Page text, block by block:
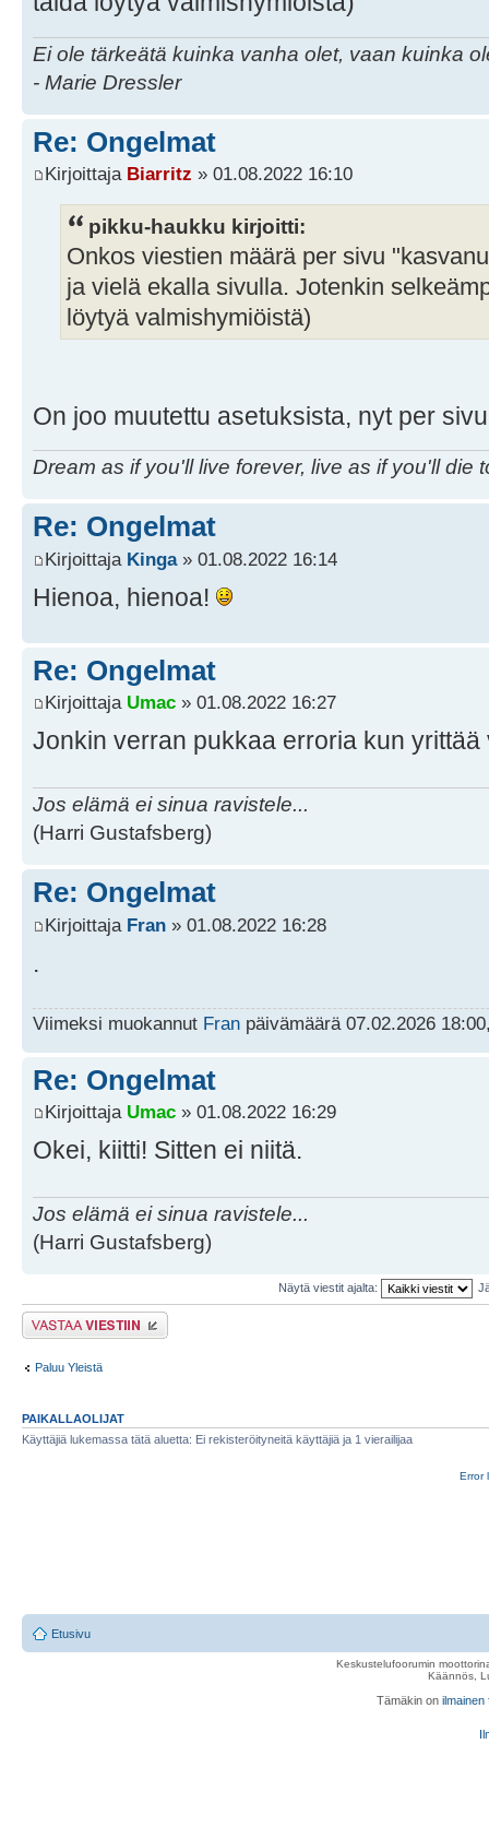
Ei ole tärkeätä kuinka vanha olet, vaan kuinka
- Marie Dressler
Re: Ongelmat
Kirjoittaja Biarritz » 01.08.2022 16:10
pikku-haukku kirjoitti:
Onkos viestien määrä per sivu
ja vielä ekalla sivulla. Jotenkin
löytyä valmishymiöistä)
On joo muutettu asetuksista, nyt per
Dream as if you'll live forever, live as if you'll die
Re: Ongelmat
Kirjoittaja Kinga» 01.08.2022 16:14
Hienoa, hienoa!
Re: Ongelmat
Kirjoittaja Umac » 01.08.2022 16:27
Jonkin verran pukkaa erroria kun yrittää
Jos elämä ei sinua ravistele...
(Harri Gustafsberg)
Re: Ongelmat
Kirjoittaja Fran » 01.08.2022 16:28
.
Viimeksi muokannut Fran päivämäärä 07.02.2026
Re: Ongelmat
Kirjoittaja Umac » 01.08.2022 16:29
Okei, kiitti! Sitten ei niitä.
Jos elämä ei sinua ravistele...
(Harri Gustafsberg)
Näytä viestit ajalta:
Lähetä vastaus
Paluu Yleistä
PAIKALLAOLIJAT
Käyttäjiä lukemassa tätä aluetta: Ei rekisteröityneitä käyttäjiä ja 1 vierailijaa
Error
Etusivu
Keskustelufoorumin
Käännös,
Tämäkin on ilmainen